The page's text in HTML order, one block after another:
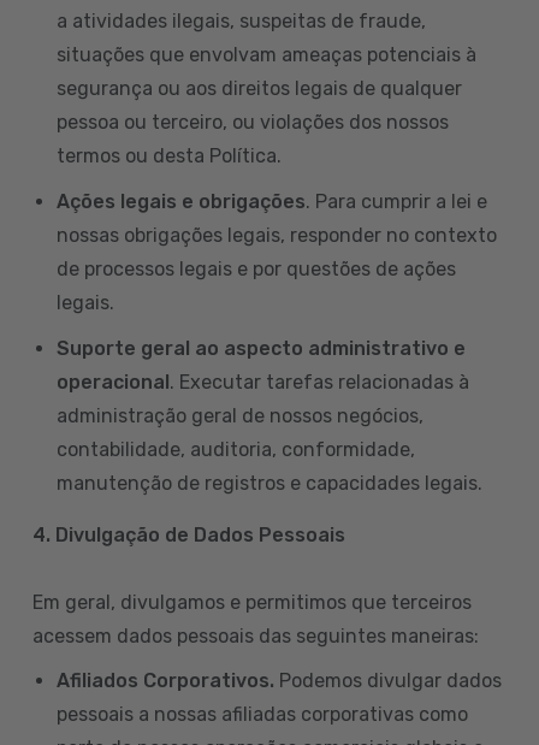
a atividades ilegais, suspeitas de fraude,
situações que envolvam ameaças potenciais à
segurança ou aos direitos legais de qualquer
pessoa ou terceiro, ou violações dos nossos
termos ou desta Política.
Ações legais e obrigações. Para cumprir a lei e
nossas obrigações legais, responder no contexto
de processos legais e por questões de ações
legais.
Suporte geral ao aspecto administrativo e
operacional. Executar tarefas relacionadas à
administração geral de nossos negócios,
contabilidade, auditoria, conformidade,
manutenção de registros e capacidades legais.
4. Divulgação de Dados Pessoais
Em geral, divulgamos e permitimos que terceiros
acessem dados pessoais das seguintes maneiras:
Afiliados Corporativos. Podemos divulgar dados
pessoais a nossas afiliadas corporativas como